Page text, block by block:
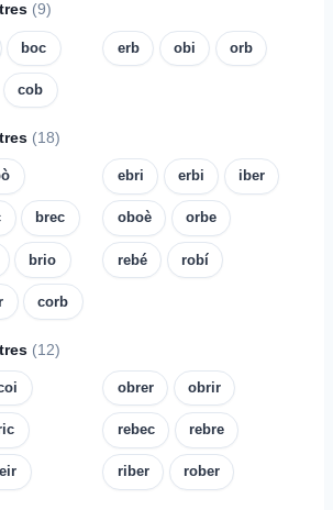
(9)
boc
cob
erb obi orb
(18)
brec
brio
corb
ebri erbi iber
oboè orbe
rebé robí
(12)
obrer obrir
rebec rebre
riber rober